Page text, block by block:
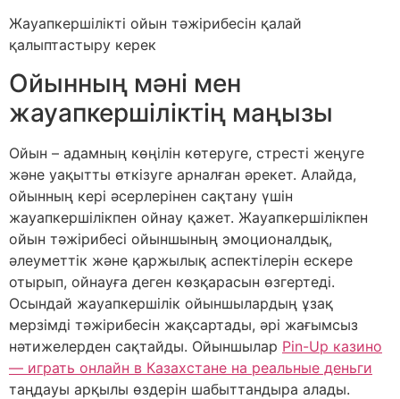
Жауапкершілікті ойын тәжірибесін қалай
қалыптастыру керек
Ойынның мәні мен
жауапкершіліктің маңызы
Ойын – адамның көңілін көтеруге, стресті жеңуге
және уақытты өткізуге арналған әрекет. Алайда,
ойынның кері әсерлерінен сақтану үшін
жауапкершілікпен ойнау қажет. Жауапкершілікпен
ойын тәжірибесі ойыншының эмоционалдық,
әлеуметтік және қаржылық аспектілерін ескере
отырып, ойнауға деген көзқарасын өзгертеді.
Осындай жауапкершілік ойыншылардың ұзақ
мерзімді тәжірибесін жақсартады, әрі жағымсыз
нәтижелерден сақтайды. Ойыншылар Pin-Up казино
— играть онлайн в Казахстане на реальные деньги
таңдауы арқылы өздерін шабыттандыра алады.